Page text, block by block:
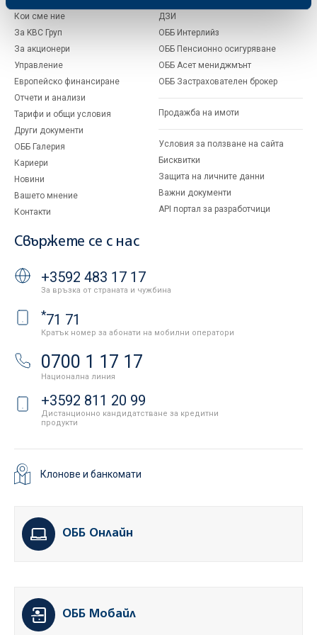
Кои сме ние
За KBC Груп
За акционери
Управление
Европейско финансиране
Отчети и анализи
Тарифи и общи условия
Други документи
ОББ Галерия
Кариери
Новини
Вашето мнение
Контакти
ДЗИ
ОББ Интерлийз
ОББ Пенсионно осигуряване
ОББ Асет мениджмънт
ОББ Застрахователен брокер
Продажба на имоти
Условия за ползване на сайта
Бисквитки
Защита на личните данни
Важни документи
API портал за разработчици
Свържете се с нас
+3592 483 17 17
За връзка от страната и чужбина
*71 71
Кратък номер за абонати на мобилни оператори
0700 1 17 17
Национална линия
+3592 811 20 99
Дистанционно кандидатстване за кредитни
продукти
Клонове и банкомати
ОББ Онлайн
ОББ Мобайл